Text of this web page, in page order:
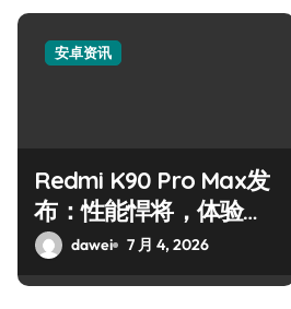
安卓资讯
Redmi K90 Pro Max发
布：性能悍将，体验巅
峰！dawei 7 月 4, 2026